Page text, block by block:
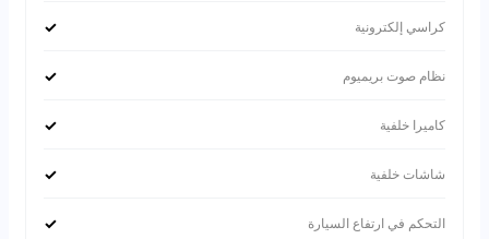
كراسي إلكترونية ✓
نظام صوت بريميوم ✓
كاميرا خلفية ✓
شاشات خلفية ✓
التحكم في ارتفاع السيارة ✓